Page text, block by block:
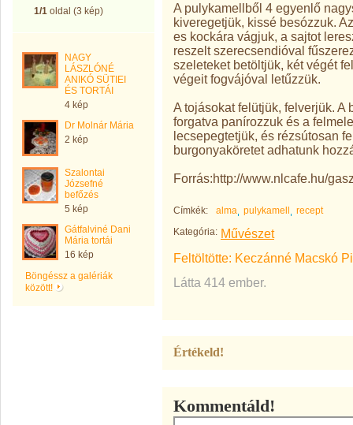
1/1 oldal (3 kép)
NAGY
LÁSZLÓNÉ
ANIKÓ SÜTIEI
ÉS TORTÁI
4 kép
Dr Molnár Mária
2 kép
Szalontai
Józsefné
befőzés
5 kép
Gátfalviné Dani
Mária tortái
16 kép
Böngéssz a galériák
között!
A pulykamellből 4 egyenlő
kiveregetjük, kissé besózzuk.
es kockára vágjuk, a sajtot
reszelt szerecsendióval
szeleteket betöltjük, két végét
végeit fogvájóval letűzzük.
A tojásokat felütjük, felverjük. A
forgatva panírozzuk és a
lecsepegtetjük, és rézsútosan
burgonyaköretet adhatunk
Forrás:http://www.nlcafe.hu/
Címkék: alma pulykamell
recept
Kategória: Művészet
Feltöltötte: Keczánné Macskó
Látta 414 ember.
Értékeld!
Kommentáld!